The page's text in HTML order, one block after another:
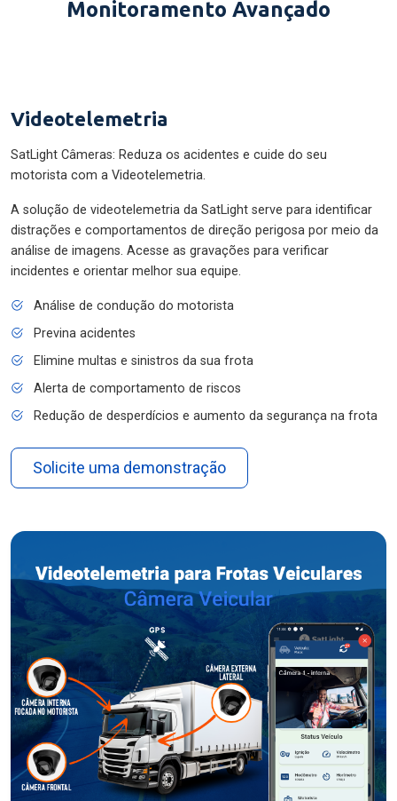
Monitoramento Avançado
Videotelemetria
SatLight Câmeras: Reduza os acidentes e cuide do seu
motorista com a Videotelemetria.
A solução de videotelemetria da SatLight serve para identificar
distrações e comportamentos de direção perigosa por meio da
análise de imagens. Acesse as gravações para verificar
incidentes e orientar melhor sua equipe.
Análise de condução do motorista
Previna acidentes
Elimine multas e sinistros da sua frota
Alerta de comportamento de riscos
Redução de desperdícios e aumento da segurança na frota
Solicite uma demonstração